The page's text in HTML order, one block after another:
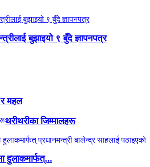
बुझाइयो ९ बुँदे ज्ञापनपत्र
महल
थरीथरीका जिम्मालहरू
हुलाकमार्फत्...